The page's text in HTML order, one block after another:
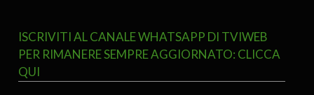
ISCRIVITI AL CANALE WHATSAPP DI TVIWEB
PER RIMANERE SEMPRE AGGIORNATO: CLICCA
QUI